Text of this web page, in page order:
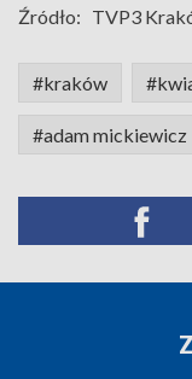
Źródło: TVP3
#kraków
#adam mickiewicz